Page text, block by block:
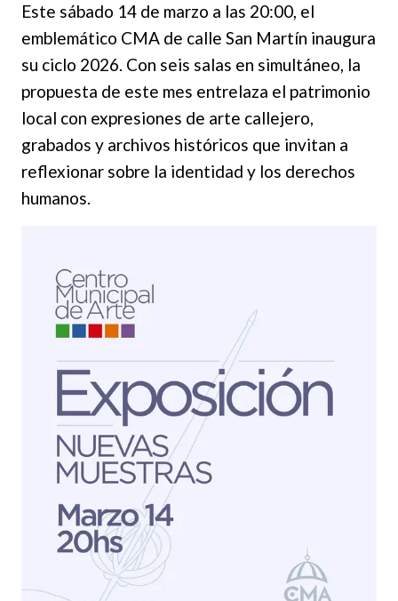
Este sábado 14 de marzo a las 20:00, el
emblemático CMA de calle San Martín inaugura
su ciclo 2026. Con seis salas en simultáneo, la
propuesta de este mes entrelaza el patrimonio
local con expresiones de arte callejero,
grabados y archivos históricos que invitan a
reflexionar sobre la identidad y los derechos
humanos.